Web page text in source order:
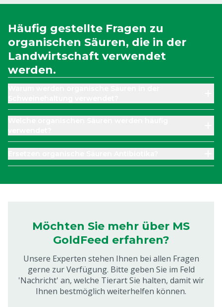
Häufig gestellte Fragen zu
organischen Säuren, die in der
Landwirtschaft verwendet
werden.
Möchten Sie mehr über MS
GoldFeed erfahren?
Unsere Experten stehen Ihnen bei allen Fragen
gerne zur Verfügung. Bitte geben Sie im Feld
'Nachricht' an, welche Tierart Sie halten, damit wir
Ihnen bestmöglich weiterhelfen können.